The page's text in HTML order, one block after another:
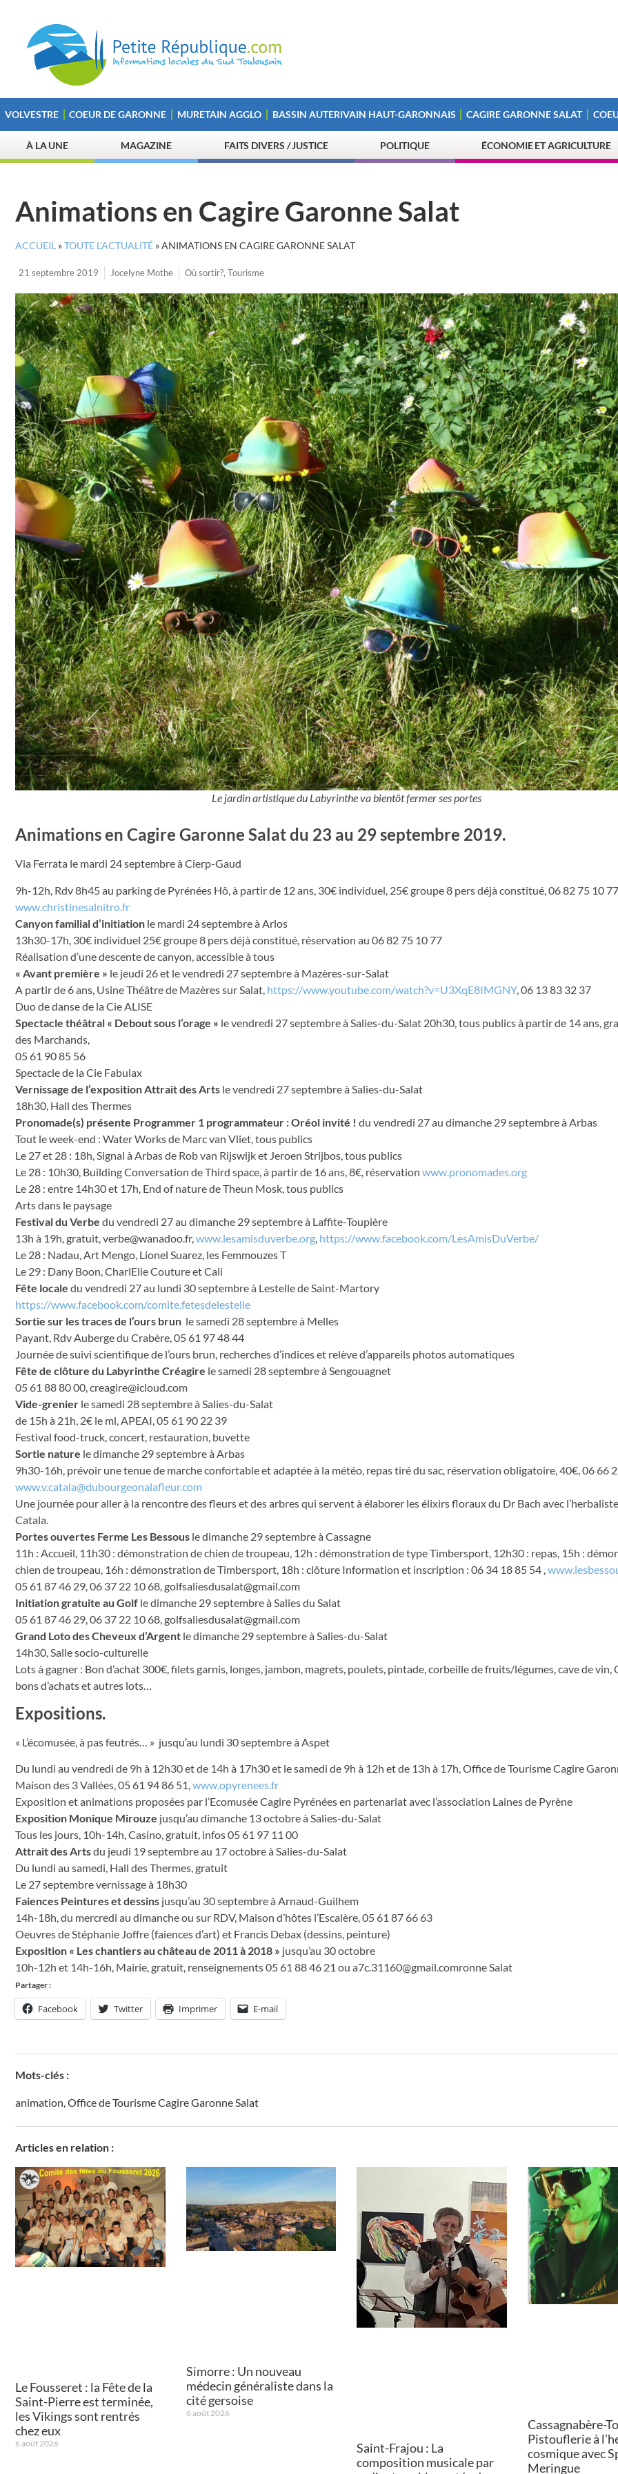
VOLVESTRE COEUR DE GARONNE MURETAIN AGGLO BASSIN AUTERIVAIN HAUT-GARONNAIS CAGIRE GARONNE SALAT
À LA UNE MAGAZINE FAITS DIVERS / JUSTICE POLITIQUE ÉCONOMIE ET AGRICULTURE
Animations en Cagire Garonne Salat
ACCUEIL »TOUTE L’ACTUALITÉ »ANIMATIONS EN CAGIRE GARONNE SALAT
21 septembre 2019 Jocelyne Mothe Où sortir?, Tourisme
Le jardin artistique du Labyrinthe va bientôt fermer ses portes
Animations en Cagire Garonne Salat du 23 au 29 septembre 2019.
Via Ferrata le mardi 24 septembre à Cierp-Gaud
9h-12h, Rdv 8h45 au parking de Pyrénées Hô, à partir de 12 ans, 30€ individuel, 25€ groupe 8 pers déjà constitué, 06 82 75 10
www.christinesalnitro.fr
Canyon familial d’initiation le mardi 24 septembre à Arlos
13h30-17h, 30€ individuel 25€ groupe 8 pers déjà constitué, réservation au 06 82 75 10 77
Réalisation d’une descente de canyon, accessible à tous
« Avant première » le jeudi 26 et le vendredi 27 septembre à Mazères-sur-Salat
A partir de 6 ans, Usine Théâtre de Mazères sur Salat, https://www.youtube.com/watch?v=U3XqE8IMGNY, 06 13 83 32 37
Duo de danse de la Cie ALISE
Spectacle théâtral « Debout sous l’orage » le vendredi 27 septembre à Salies-du-Salat 20h30, tous publics à partir de 14 ans,
des Marchands,
05 61 90 85 56
Spectacle de la Cie Fabulax
Vernissage de l’exposition Attrait des Arts le vendredi 27 septembre à Salies-du-Salat
18h30, Hall des Thermes
Pronomade(s) présente Programmer 1 programmateur : Oréol invité ! du vendredi 27 au dimanche 29 septembre à Arbas
Tout le week-end : Water Works de Marc van Vliet, tous publics
Le 27 et 28 : 18h, Signal à Arbas de Rob van Rijswijk et Jeroen Strijbos, tous publics
Le 28 : 10h30, Building Conversation de Third space, à partir de 16 ans, 8€, réservation www.pronomades.org
Le 28 : entre 14h30 et 17h, End of nature de Theun Mosk, tous publics
Arts dans le paysage
Festival du Verbe du vendredi 27 au dimanche 29 septembre à Laffite-Toupière
13h à 19h, gratuit, verbe@wanadoo.fr, www.lesamisduverbe.org https://www.facebook.com/LesAmisDuVerbe/
Le 28 : Nadau, Art Mengo, Lionel Suarez, les Femmouzes T
Le 29 : Dany Boon, CharlElie Couture et Cali
Fête locale du vendredi 27 au lundi 30 septembre à Lestelle de Saint-Martory
https://www.facebook.com/comite.fetesdelestelle
Sortie sur les traces de l’ours brun le samedi 28 septembre à Melles
Payant, Rdv Auberge du Crabère, 05 61 97 48 44
Journée de suivi scientifique de l’ours brun, recherches d’indices et relève d’appareils photos automatiques
Fête de clôture du Labyrinthe Créagire le samedi 28 septembre à Sengouagnet
05 61 88 80 00, creagire@icloud.com
Vide-grenier le samedi 28 septembre à Salies-du-Salat
de 15h à 21h, 2€ le ml, APEAI, 05 61 90 22 39
Festival food-truck, concert, restauration, buvette
Sortie nature le dimanche 29 septembre à Arbas
9h30-16h, prévoir une tenue de marche confortable et adaptée à la météo, repas tiré du sac, réservation obligatoire, 40€, 06 66
www.v.catala@dubourgeonalafleur.com
Une journée pour aller à la rencontre des fleurs et des arbres qui servent à élaborer les élixirs floraux du Dr Bach avec
Catala.
Portes ouvertes Ferme Les Bessous le dimanche 29 septembre à Cassagne
11h : Accueil, 11h30 : démonstration de chien de troupeau, 12h : démonstration de type Timbersport, 12h30 : repas, 15h :
chien de troupeau, 16h : démonstration de Timbersport, 18h : clôture Information et inscription : 06 34 18 85 54 ,
05 61 87 46 29, 06 37 22 10 68, golfsaliesdusalat@gmail.com
Initiation gratuite au Golf le dimanche 29 septembre à Salies du Salat
05 61 87 46 29, 06 37 22 10 68, golfsaliesdusalat@gmail.com
Grand Loto des Cheveux d’Argent le dimanche 29 septembre à Salies-du-Salat
14h30, Salle socio-culturelle
Lots à gagner : Bon d’achat 300€, filets garnis, longes, jambon, magrets, poulets, pintade, corbeille de fruits/légumes, cave de vin,
bons d’achats et autres lots…
Expositions.
« L’écomusée, à pas feutrés… » jusqu’au lundi 30 septembre à Aspet
Du lundi au vendredi de 9h à 12h30 et de 14h à 17h30 et le samedi de 9h à 12h et de 13h à 17h, Office de Tourisme Cagire
Maison des 3 Vallées, 05 61 94 86 51,www.opyrenees.fr
Exposition et animations proposées par l’Ecomusée Cagire Pyrénées en partenariat avec l’association Laines de Pyrène
Exposition Monique Mirouze jusqu’au dimanche 13 octobre à Salies-du-Salat
Tous les jours, 10h-14h, Casino, gratuit, infos 05 61 97 11 00
Attrait des Artsdu jeudi 19 septembre au 17 octobre à Salies-du-Salat
Du lundi au samedi, Hall des Thermes, gratuit
Le 27 septembre vernissage à 18h30
Faiences Peintures et dessins jusqu’au 30 septembre à Arnaud-Guilhem
14h-18h, du mercredi au dimanche ou sur RDV, Maison d’hôtes l’Escalère, 05 61 87 66 63
Oeuvres de Stéphanie Joffre (faiences d’art) et Francis Debax (dessins, peinture)
Exposition « Les chantiers au château de 2011 à 2018 » jusqu’au 30 octobre
10h-12h et 14h-16h, Mairie, gratuit, renseignements 05 61 88 46 21 ou a7c.31160@gmail.comronneSalat
Partager :
Facebook Twitter Imprimer E-mail
Mots-clés :
animation,Office de Tourisme Cagire Garonne Salat
Articles en relation :
Le Fousseret : la Fête de la
Saint-Pierre est terminée,
les Vikings sont rentrés
chez eux
6 août 2026
Simorre : Un nouveau
médecin généraliste dans la
cité gersoise
6 août 2026
Saint-Frajou : La
composition musicale par
Cassagnabère-
Pistouflerie à
cosmique avec
Meringue